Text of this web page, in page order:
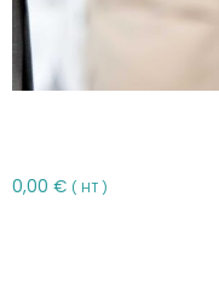
0,00 € ( HT )